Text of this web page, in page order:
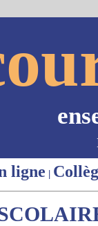
ligne |